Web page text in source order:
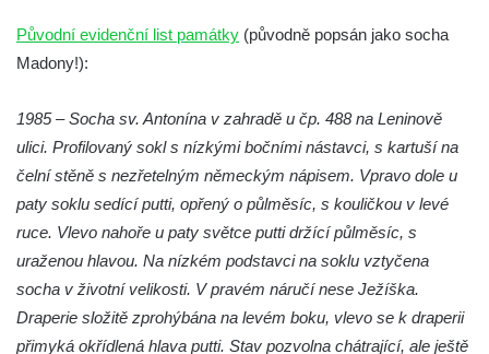
Socha Mateřství v parku Na Sadech v
Českých Budějovicích
Památník Otokara Mokrého v parku Na
Sadech v Českých Budějovicích
Poslední dochovaný tramvajový sloup na
Pražské třídě v Českých Budějovicích
Socha Civilizovaní na Husově třídě v
Českých Budějovicích
Původní evidenční list památky (původně popsán jako socha
Madony!):
1985 – Socha sv. Antonína v zahradě u čp. 488 na Leninově
ulici. Profilovaný sokl s nízkými bočními nástavci, s kartuší na
čelní stěně s nezřetelným německým nápisem. Vpravo dole u
paty soklu sedící putti, opřený o půlměsíc, s kouličkou v levé
ruce. Vlevo nahoře u paty světce putti držící půlměsíc, s
uraženou hlavou. Na nízkém podstavci na soklu vztyčena
socha v životní velikosti. V pravém náručí nese Ježíška.
Draperie složitě zprohýbána na levém boku, vlevo se k draperii
přimyká okřídlená hlava putti. Stav pozvolna chátrající, ale ještě